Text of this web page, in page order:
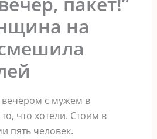
на
с мужем в
что хотели. Стоим в
пять человек.